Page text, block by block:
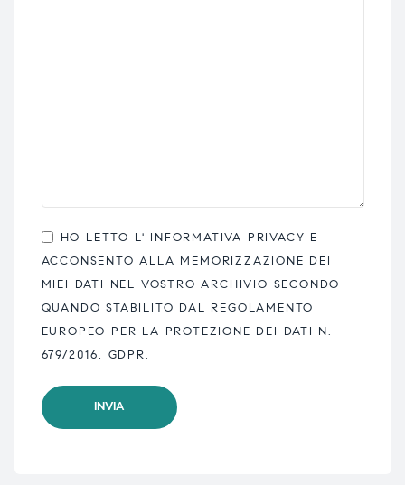
HO LETTO L' INFORMATIVA PRIVACY E
ACCONSENTO ALLA MEMORIZZAZIONE DEI
MIEI DATI NEL VOSTRO ARCHIVIO SECONDO
QUANDO STABILITO DAL REGOLAMENTO
EUROPEO PER LA PROTEZIONE DEI DATI N.
679/2016, GDPR.